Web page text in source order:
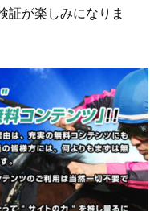
証が楽しみになりま